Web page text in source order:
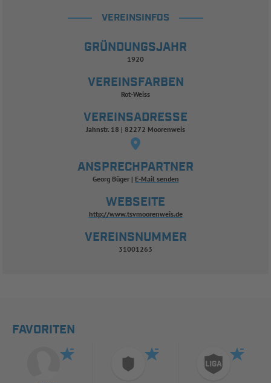
VEREINSINFOS
GRÜNDUNGSJAHR
1920
VEREINSFARBEN
Rot-Weiss
VEREINSADRESSE
Jahnstr. 18 | 82272 Moorenweis
ANSPRECHPARTNER
Georg Büger E-Mail senden
WEBSEITE
http://www.tsvmoorenweis.de
VEREINSNUMMER
31001263
FAVORITEN